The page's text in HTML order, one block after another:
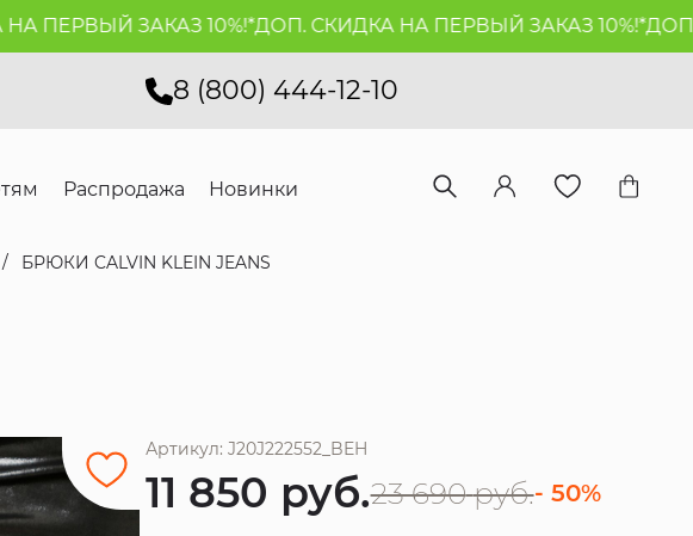
ЗАКАЗ 10%!*ДОП. СКИДКА НА ПЕРВЫЙ ЗАКАЗ 10%!*ДОП.
8 (800) 444-12-10
Распродажа Новинки
БРЮКИ CALVIN KLEIN JEANS
Артикул: J20J222552_BEH
11 850 руб.23 690 руб.- 50%